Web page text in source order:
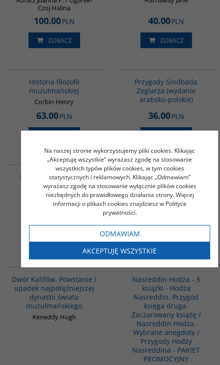
Czoj Halina
100.00PLN
ZOBACZ
40.00PLN
ZOBACZ
Historia filozofii
muzułmańskiej
Corbin Henry
63.00PLN
Przygody Sindbada
Żeglarza (wydanie
arabsko-polskie)
36.00PLN
00023G
Konflikty i napięcia w
świecie arabskim
Niedziela Szymon
SEKSUALNOŚĆ I EROTYKA
W JAPONII Kultura -
Sztuka - Społeczeństwo
Matusiak Gabriela
00173G
Dwór Kalifów. Powstanie i
upadek najpotężniejszej
dynastii świata
muzułmańskiego
Keneddy Hugh
G1130
Nasreddin Hodża - 3
książki - Hodża
Nasreddin. Przygód
księga druga.
Zaczarowany książę /
Nasreddin Hodża.
Wybrane anegdoty /
Przygody Hodży
Nasreddina - PAKIET
PROMOCYJNY
Na naszej stronie wykorzystujemy pliki cookies. Klikając
„Akceptuję wszystkie” wyrażasz zgodę na stosowanie
wszystkich typów plików cookies, w tym cookies
statystycznych i reklamowych. Klikając „Odmawiam”
wyrażasz zgodę na stosowanie wyłącznie plików cookies
niezbędnych do prawidłowego działania strony. Więcej
informacji o plikach cookies znajdziesz w Polityce
prywatności.
ODMAWIAM
AKCEPTUJĘ WSZYSTKIE